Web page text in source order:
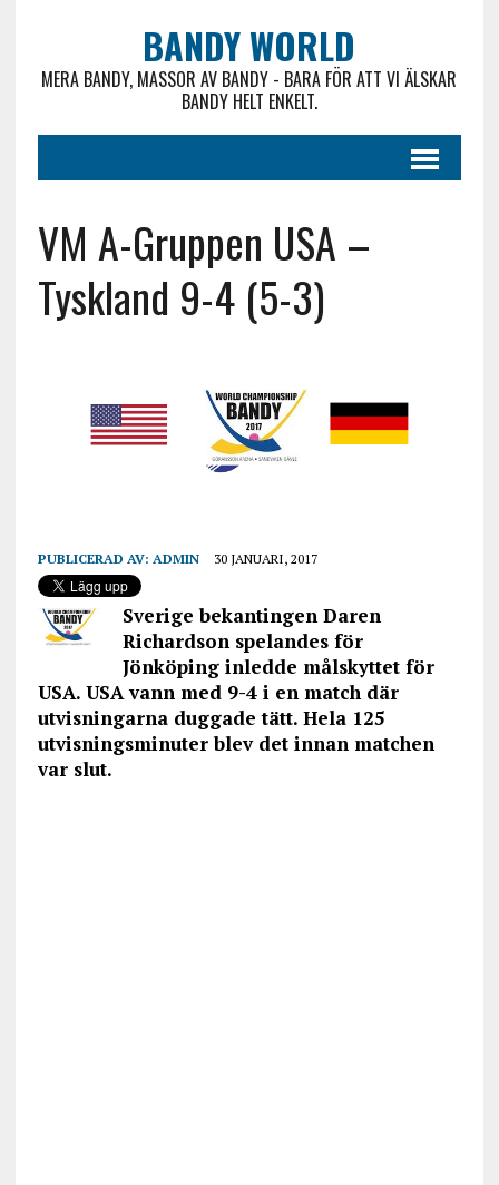
BANDY WORLD
MERA BANDY, MASSOR AV BANDY - BARA FÖR ATT VI ÄLSKAR
BANDY HELT ENKELT.
VM A-Gruppen USA –
Tyskland 9-4 (5-3)
PUBLICERAD AV: ADMIN 30 JANUARI, 2017
Sverige bekantingen Daren
Richardson spelandes för
Jönköping inledde målskyttet för
USA. USA vann med 9-4 i en match där
utvisningarna duggade tätt. Hela 125
utvisningsminuter blev det innan matchen
var slut.